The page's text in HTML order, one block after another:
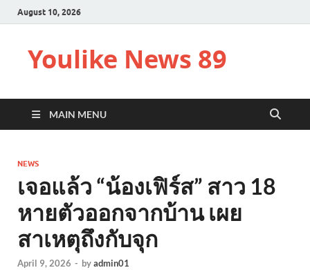
August 10, 2026
Youlike News 89
MAIN MENU
NEWS
เจอแล้ว “น้องเฟิร์ส” สาว 18
หายตัวออกจากบ้าน เผย
สาเหตุถึงกับจุก
April 9, 2026 - byadmin01